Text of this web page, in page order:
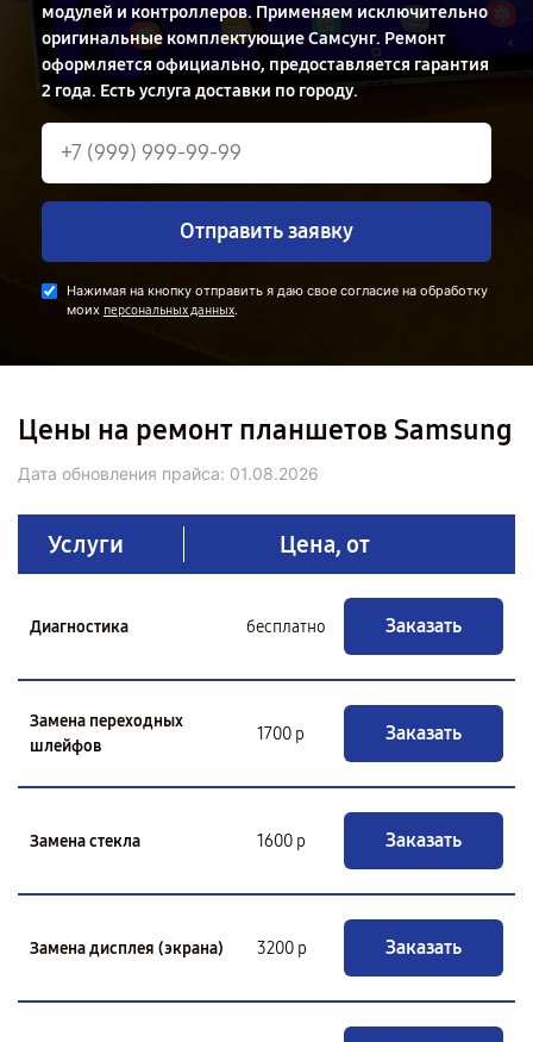
модулей и контроллеров. Применяем исключительно
оригинальные комплектующие Самсунг. Ремонт
оформляется официально, предоставляется гарантия
2 года. Есть услуга доставки по городу.
Отправить заявку
Нажимая на кнопку отправить я даю свое согласие на обработку
моих персональных данных.
Цены на ремонт планшетов Samsung
Дата обновления прайса: 01.08.2026
Услуги Цена, от
Диагностика бесплатно Заказать
Замена переходных
шлейфов
1700 р Заказать
Замена стекла 1600 р Заказать
Замена дисплея (экрана) 3200 р Заказать